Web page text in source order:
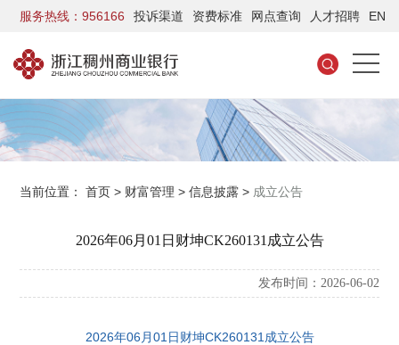
服务热线：956166 投诉渠道 资费标准 网点查询 人才招聘 EN
当前位置：首页 > 财富管理 >信息披露 > 成立公告
2026年06月01日财坤CK260131成立公告
发布时间：2026-06-02
2026年06月01日财坤CK260131成立公告